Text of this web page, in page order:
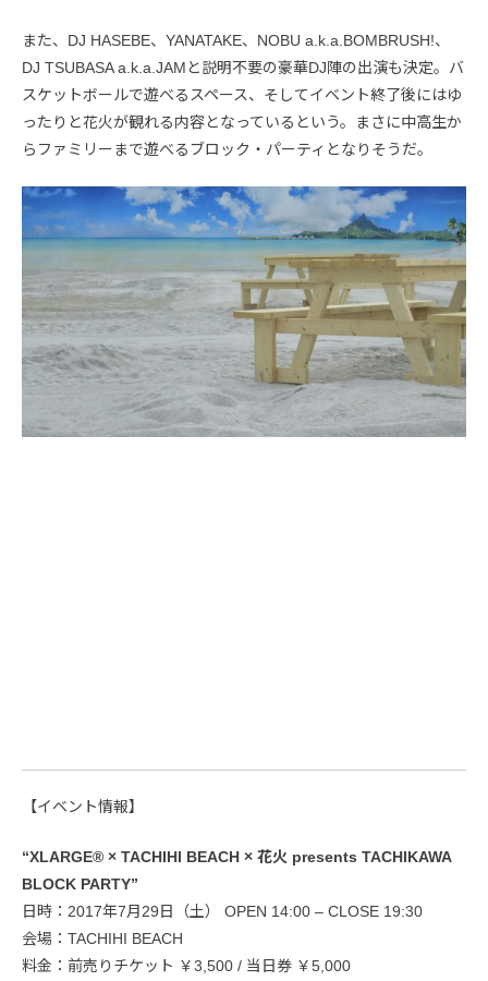
また、DJ HASEBE、YANATAKE、NOBU a.k.a.BOMBRUSH!、
DJ TSUBASA a.k.a.JAMと説明不要の豪華DJ陣の出演も決定。バ
スケットボールで遊べるスペース、そしてイベント終了後にはゆ
ったりと花火が観れる内容となっているという。まさに中高生か
らファミリーまで遊べるブロック・パーティとなりそうだ。
【イベント情報】
“XLARGE® × TACHIHI BEACH × 花火 presents TACHIKAWA
BLOCK PARTY”
日時：2017年7月29日（土） OPEN 14:00 – CLOSE 19:30
会場：TACHIHI BEACH
料金：前売りチケット ￥3,500 / 当日券 ￥5,000